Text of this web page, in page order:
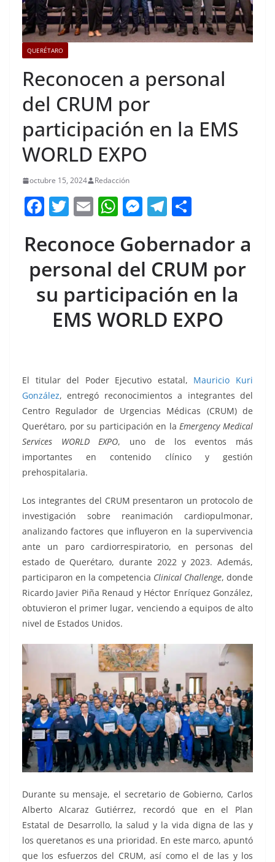
QUERÉTARO
Reconocen a personal
del CRUM por
participación en la EMS
WORLD EXPO
octubre 15, 2024 Redacción
F
c
e
b
o
o
T
itt
er
E
ai
l
W
at
s
A
p
p
M
ss
e
n
g
er
T
e
gr
a
m
m
p
ar
tir
Reconoce Gobernador a
personal del CRUM por
su participación en la
EMS WORLD EXPO
El titular del Poder Ejecutivo estatal, Mauricio Kuri
González, entregó reconocimientos a integrantes del
Centro Regulador de Urgencias Médicas (CRUM) de
Querétaro, por su participación en laEmergency Medical
Services WORLD EXPO, uno de los eventos más
importantes en contenido clínico y gestión
prehospitalaria.
Los integrantes del CRUM presentaron un protocolo de
investigación sobre reanimación cardiopulmonar,
analizando factores que influyeron en la supervivencia
ante un paro cardiorrespiratorio, en personas del
estado de Querétaro, durante 2022 y 2023. Además,
participaron en la competencia Clinical Challenge, donde
Ricardo Javier Piña Renaud y Héctor Enríquez González,
obtuvieron el primer lugar, venciendo a equipos de alto
nivel de Estados Unidos.
Durante su mensaje, el secretario de Gobierno, Carlos
Alberto Alcaraz Gutiérrez, recordó que en el Plan
Estatal de Desarrollo, la salud y la vida digna de las y
los queretanos es una prioridad. En este marco, apuntó
que los esfuerzos del CRUM, así como el de las y los